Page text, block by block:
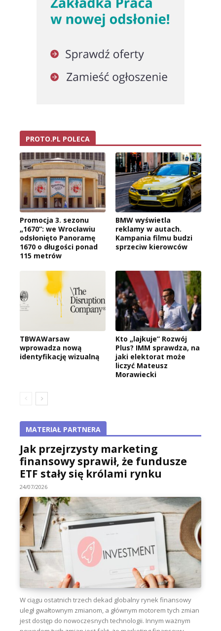
PROTO.PL POLECA
Promocja 3. sezonu
„1670”: we Wrocławiu
odsłonięto Panoramę
1670 o długości ponad
115 metrów
BMW wyświetla
reklamy w autach.
Kampania filmu budzi
sprzeciw kierowców
TBWAWarsaw
wprowadza nową
identyfikację wizualną
Kto „lajkuje” Rozwój
Plus? IMM sprawdza, na
jaki elektorat może
liczyć Mateusz
Morawiecki
MATERIAŁ PARTNERA
Jak przejrzysty marketing
finansowy sprawił, że fundusze
ETF stały się królami rynku
24/07/2026
W ciągu ostatnich trzech dekad globalny rynek finansowy
uległ gwałtownym zmianom, a głównym motorem tych zmian
jest dostęp do nowoczesnych technologii. Innym ważnym